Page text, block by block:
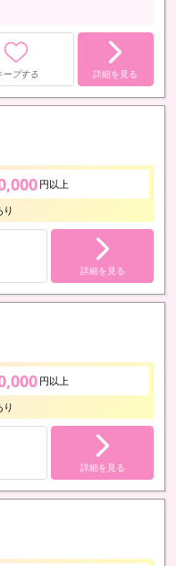
ープする 詳細を見る
円以上
り
詳細を見る
円以上
り
詳細を見る